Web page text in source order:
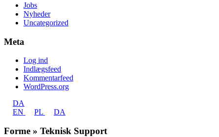
Jobs
Nyheder
Uncategorized
Meta
Log ind
Indlægsfeed
Kommentarfeed
WordPress.org
DA
EN
PL DA
Forme » Teknisk Support